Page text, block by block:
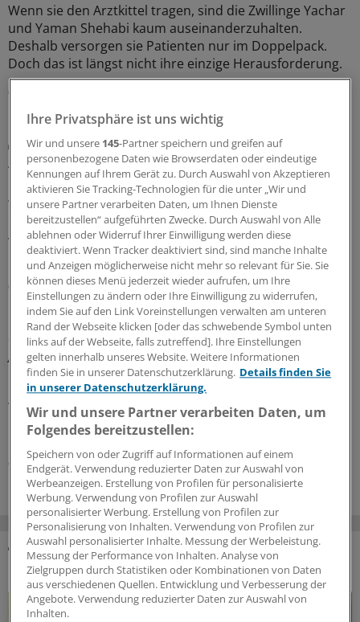
Wenn sie den Arztkittel tragen, sind die Zwillinge Yachar
und Yaman Shehabi kaum auseinanderzuhalten.
Deshalb versorgen sie Patienten nur im Doppelpack.
Doch das ist längst nicht ihre einzige Herausforderung.
08.08.2026
Sicherheit der Arzneitherapie
Anpassung der Medikation bei Hitzewellen:
Praktische Tipps für Ärzte
Wann und wie genau sollte die Arzneitherapie während
einer Hitzewelle angepasst werden? Die CALOR-Liste, die
von Medizinern entwickelt wurde, soll Praxisteams und
Pflegekräften Orientierung bieten.
08.08.2026
Glosse
Ärztlicher Hitzehass
Es gibt viele Gründe, den Sommer toll zu finden – für
Ärzte kann die warme Jahreszeit aber anstrengend sein:
Manchmal liegt es an Patienten, manchmal an Kollegen...
Einblicke in nervige Jahresseiten.
07.08.2026
DAS KÖNNTE SIE AUCH INTERESSIEREN
Ihre Privatsphäre ist uns wichtig
Wir und unsere 145-Partner speichern und greifen auf
personenbezogene Daten wie Browserdaten oder eindeutige
Kennungen auf Ihrem Gerät zu. Durch Auswahl von Akzeptieren
aktivieren Sie Tracking-Technologien für die unter „Wir und
unsere Partner verarbeiten Daten, um Ihnen Dienste
bereitzustellen“ aufgeführten Zwecke. Durch Auswahl von Alle
ablehnen oder Widerruf Ihrer Einwilligung werden diese
deaktiviert. Wenn Tracker deaktiviert sind, sind manche Inhalte
und Anzeigen möglicherweise nicht mehr so relevant für Sie. Sie
können dieses Menü jederzeit wieder aufrufen, um Ihre
Einstellungen zu ändern oder Ihre Einwilligung zu widerrufen,
indem Sie auf den Link Voreinstellungen verwalten am unteren
Rand der Webseite klicken [oder das schwebende Symbol unten
links auf der Webseite, falls zutreffend]. Ihre Einstellungen
gelten innerhalb unseres Website. Weitere Informationen
finden Sie in unserer Datenschutzerklärung. Details finden Sie
in unserer Datenschutzerklärung.
Wir und unsere Partner verarbeiten Daten, um
Folgendes bereitzustellen:
Speichern von oder Zugriff auf Informationen auf einem
Endgerät. Verwendung reduzierter Daten zur Auswahl von
Werbeanzeigen. Erstellung von Profilen für personalisierte
Werbung. Verwendung von Profilen zur Auswahl
personalisierter Werbung. Erstellung von Profilen zur
Personalisierung von Inhalten. Verwendung von Profilen zur
Auswahl personalisierter Inhalte. Messung der Werbeleistung.
Messung der Performance von Inhalten. Analyse von
Zielgruppen durch Statistiken oder Kombinationen von Daten
aus verschiedenen Quellen. Entwicklung und Verbesserung der
Angebote. Verwendung reduzierter Daten zur Auswahl von
Inhalten.